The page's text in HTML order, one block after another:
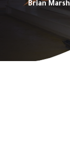
Brian Marsh